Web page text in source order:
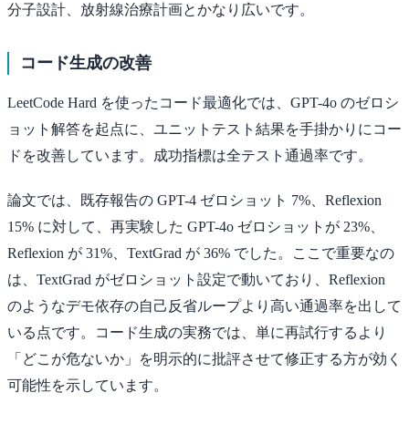
分子設計、放射線治療計画とかなり広いです。
コード生成の改善
LeetCode Hard を使ったコード最適化では、GPT-4o のゼロシ
ョット解答を起点に、ユニットテスト結果を手掛かりにコー
ドを改善しています。成功指標は全テスト通過率です。
論文では、既存報告の GPT-4 ゼロショット 7%、Reflexion
15% に対して、再実験した GPT-4o ゼロショットが 23%、
Reflexion が 31%、TextGrad が 36% でした。ここで重要なの
は、TextGrad がゼロショット設定で動いており、Reflexion
のようなデモ依存の自己反省ループより高い通過率を出して
いる点です。コード生成の実務では、単に再試行するより
「どこが危ないか」を明示的に批評させて修正する方が効く
可能性を示しています。